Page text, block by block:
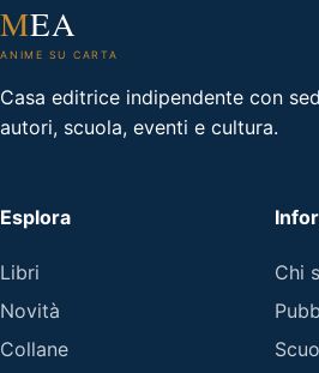
MEA
ANIME SU CARTA
Casa editrice indipendente con
autori, scuola, eventi e cultura.
Esplora
Libri
Novità
Collane
Chi